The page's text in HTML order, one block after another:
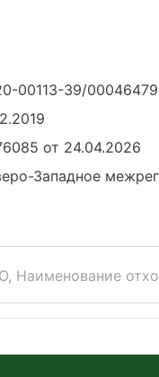
00113-39/00046479
от 24.04.2026
Западное
Наименование